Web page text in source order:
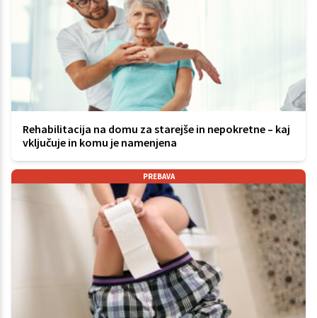
Rehabilitacija na domu za starejše in nepokretne – kaj
vključuje in komu je namenjena
PREBAVA